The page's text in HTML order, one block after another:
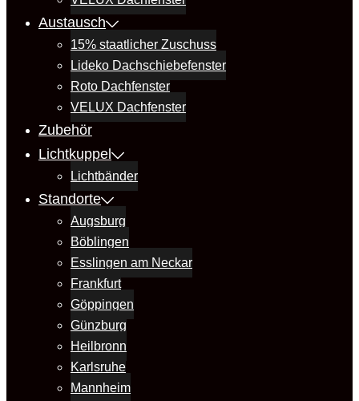
Austausch
15% staatlicher Zuschuss
Lideko Dachschiebefenster
Roto Dachfenster
VELUX Dachfenster
Zubehör
Lichtkuppel
Lichtbänder
Standorte
Augsburg
Böblingen
Esslingen am Neckar
Frankfurt
Göppingen
Günzburg
Heilbronn
Karlsruhe
Mannheim